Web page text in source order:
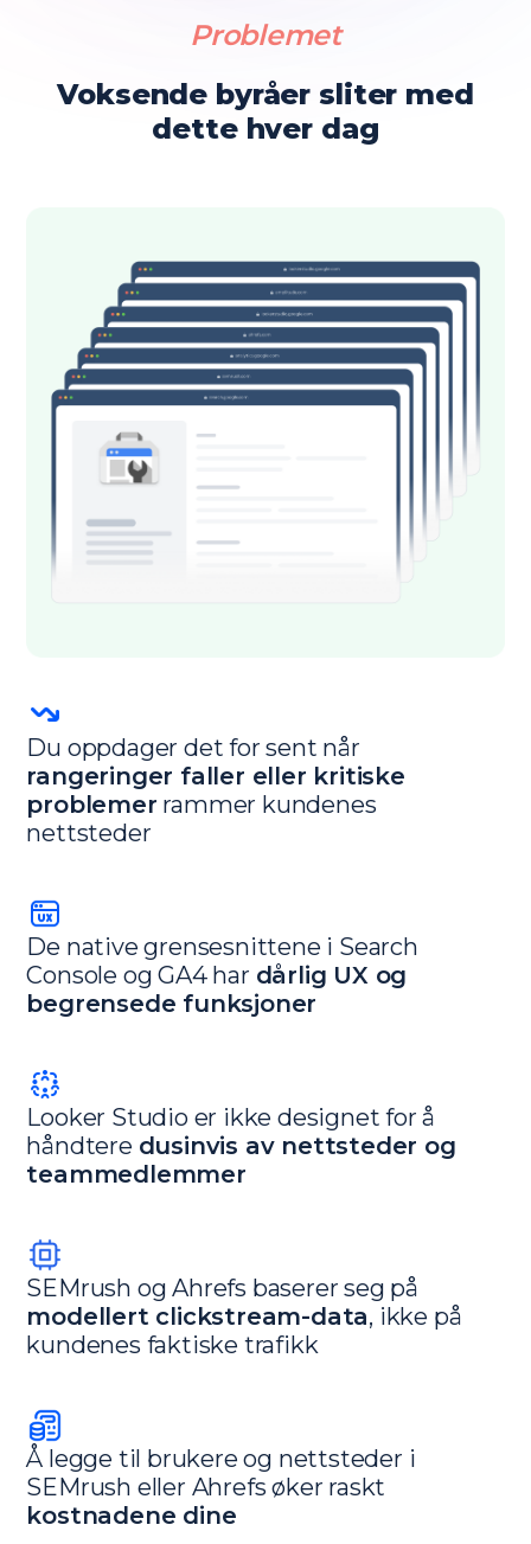
Problemet
Voksende byråer sliter med
dette hver dag
Du oppdager det for sent når
rangeringer faller eller kritiske
problemer rammer kundenes
nettsteder
De native grensesnittene i Search
Console og GA4 har dårlig UX og
begrensede funksjoner
Looker Studio er ikke designet for å
håndtere dusinvis av nettsteder og
teammedlemmer
SEMrush og Ahrefs baserer seg på
modellert clickstream-data, ikke på
kundenes faktiske trafikk
Å legge til brukere og nettsteder i
SEMrush eller Ahrefs øker raskt
kostnadene dine